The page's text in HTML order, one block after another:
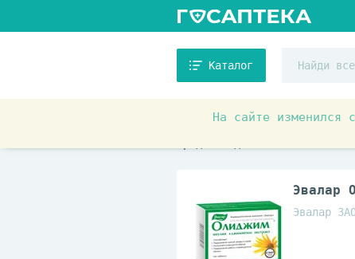
Каталог
На сайте изменился
Эвалар
Эвалар